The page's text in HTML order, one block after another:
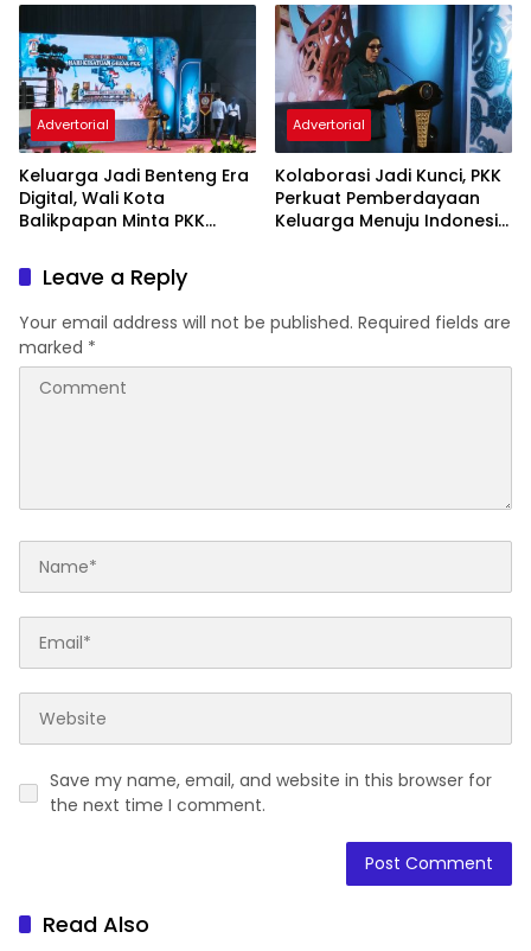
Advertorial
Keluarga Jadi Benteng Era
Digital, Wali Kota
Balikpapan Minta PKK
Karakter Generasi Muda
Advertorial
Kolaborasi Jadi Kunci, PKK
Perkuat Pemberdayaan
Keluarga Menuju Indonesia
Leave a Reply
Your email address will not be published. Required fields are
marked *
Save my name, email, and website in this browser for
the next time I comment.
Read Also